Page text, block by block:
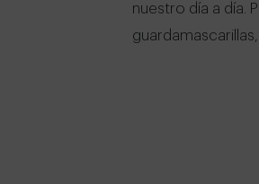
nuestro día a día.